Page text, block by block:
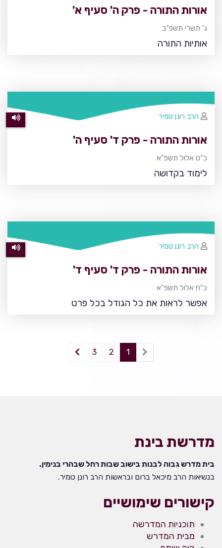
אורות התורה - פרק ה' סעיף א'
ג' תשרי תשפ"ב
אותיות התורה
אורות התורה - פרק ד' סעיף ה'
כ"ט אלול תשפ"א
לימוד בקדושה
הרב רונן טמיר
אורות התורה - פרק ד' סעיף ד'
כ"ח אלול תשפ"א
אפשר לראות את כל הגודל בכל פרט
הרב רונן טמיר
1
2
3
מדרשת בינת
בית מדרש גבוה לבנות בישוב שבות רחל שבהרי בנימין.
בנשיאות הרב מיכאל ברום ובראשות הרב רונן טמיר.
קישורים שימושיים
תוכניות המדרשה
מבית המדרש